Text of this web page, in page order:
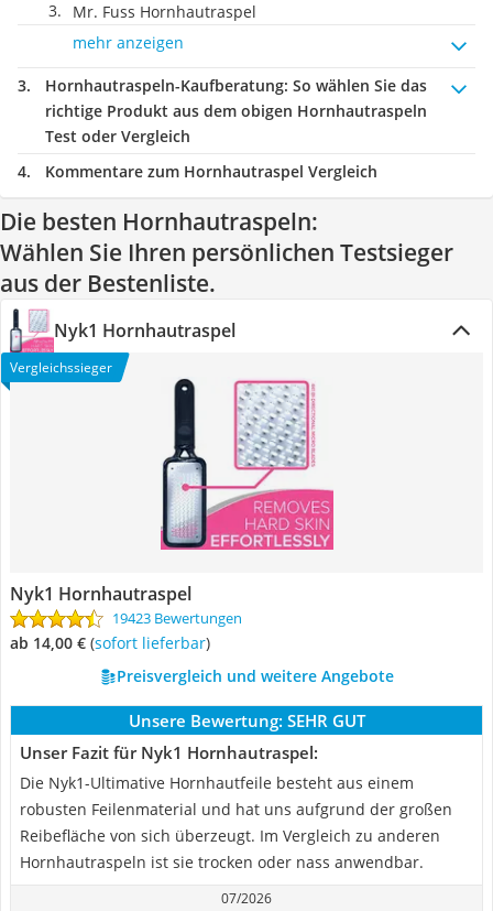
Mr. Fuss Hornhautraspel
mehr anzeigen
Hornhautraspeln-Kaufberatung: So wählen Sie das
richtige Produkt aus dem obigen Hornhautraspeln
Test oder Vergleich
Kommentare zum Hornhautraspel Vergleich
Die besten Hornhautraspeln:
Wählen Sie Ihren persönlichen Testsieger
aus der Bestenliste.
Nyk1 Hornhautraspel
Vergleichssieger
Nyk1 Hornhautraspel
19423 Bewertungen
ab 14,00 € ( Sofort lieferbar)
Preisvergleich und weitere Angebote
Unsere Bewertung: SEHR GUT
Unser Fazit für Nyk1 Hornhautraspel:
Die Nyk1-Ultimative Hornhautfeile besteht aus einem
robusten Feilenmaterial und hat uns aufgrund der großen
Reibefläche von sich überzeugt. Im Vergleich zu anderen
Hornhautraspeln ist sie trocken oder nass anwendbar.
07/2026